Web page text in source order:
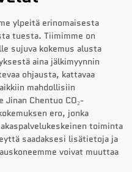
ylpeitä erinomaisesta
tuesta. Tiimimme on
sujuva kokemus alusta
aina jälkimyynnin
ohjausta, kattavaa
mahdollisiin
Chentuo CO₂-
ero, jonka
toiminta
saadaksesi lisätietoja ja
voivat muuttaa